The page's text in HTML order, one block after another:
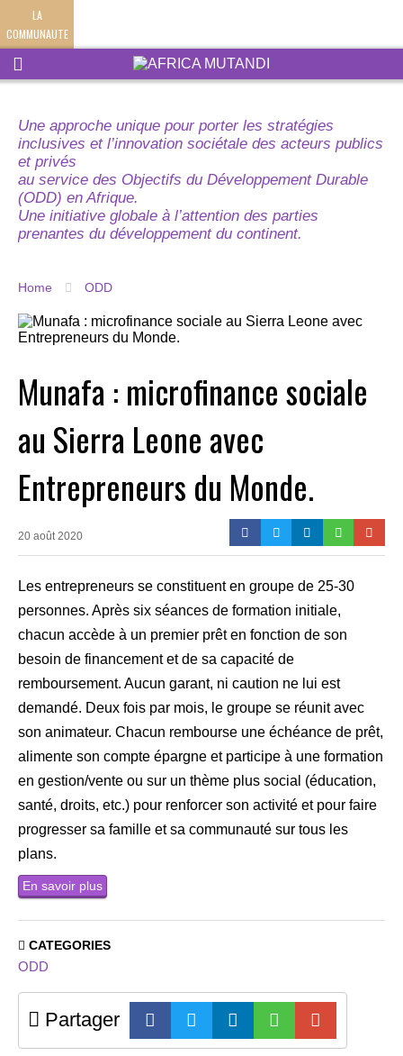
LA
COMMUNAUTE
Une approche unique pour porter les stratégies
inclusives et l’innovation sociétale des acteurs publics
et privés
au service des Objectifs du Développement Durable
(ODD) en Afrique.
Une initiative globale à l’attention des parties
prenantes du développement du continent.
Home ODD
Munafa : microfinance sociale
au Sierra Leone avec
Entrepreneurs du Monde.
20 août 2020
Les entrepreneurs se constituent en groupe de 25-30
personnes. Après six séances de formation initiale,
chacun accède à un premier prêt en fonction de son
besoin de financement et de sa capacité de
remboursement. Aucun garant, ni caution ne lui est
demandé. Deux fois par mois, le groupe se réunit avec
son animateur. Chacun rembourse une échéance de prêt,
alimente son compte épargne et participe à une formation
en gestion/vente ou sur un thème plus social (éducation,
santé, droits, etc.) pour renforcer son activité et pour faire
progresser sa famille et sa communauté sur tous les
plans.
En savoir plus
CATEGORIES
ODD
Partager